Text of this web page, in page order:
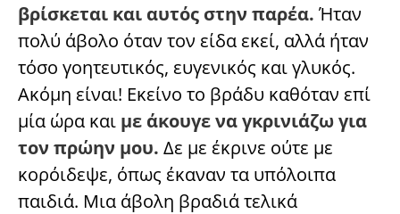
βρίσκεται και αυτός στην παρέα. Ήταν
πολύ άβολο όταν τον είδα εκεί, αλλά ήταν
τόσο γοητευτικός, ευγενικός και γλυκός.
Ακόμη είναι! Εκείνο το βράδυ καθόταν επί
μία ώρα και με άκουγε να γκρινιάζω για
τον πρώην μου. Δε με έκρινε ούτε με
κορόιδεψε, όπως έκαναν τα υπόλοιπα
παιδιά. Μια άβολη βραδιά τελικά